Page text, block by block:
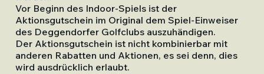
Vor Beginn des Indoor-Spiels ist der
Aktionsgutschein im Original dem Spiel-Einweiser
des Deggendorfer Golfclubs auszuhändigen.
Der Aktionsgutschein ist nicht kombinierbar mit
anderen Rabatten und Aktionen, es sei denn, dies
wird ausdrücklich erlaubt.